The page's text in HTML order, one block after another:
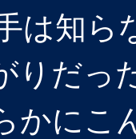
は知ら
りだっ
かにこ